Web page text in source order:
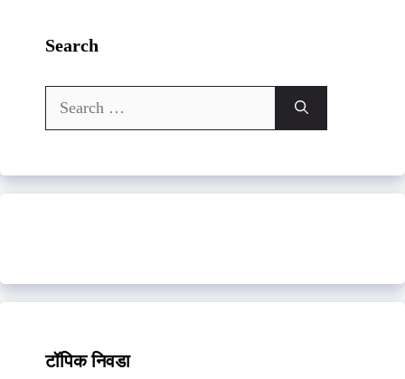
Search
Search
for:
टॉपिक निवडा